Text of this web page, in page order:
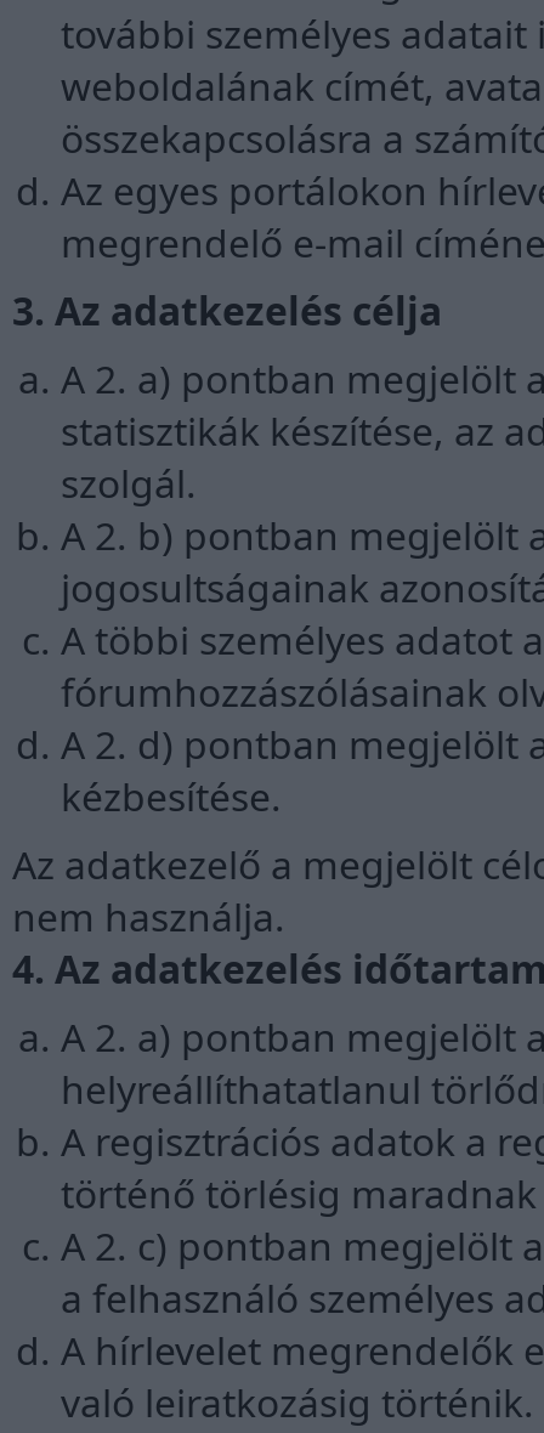
további személyes
weboldalának címét,
összekapcsolásra a
Az egyes portálokon
megrendelő e-mail
3. Az adatkezelés célja
A 2. a) pontban megjelölt
statisztikák készítése, az
szolgál.
A 2. b) pontban megjelölt
jogosultságainak
A többi személyes adatot
fórumhozzászólásainak
A 2. d) pontban megjelölt
kézbesítése.
Az adatkezelő a megjelölt
nem használja.
4. Az adatkezelés
A 2. a) pontban megjelölt
helyreállíthatatlanul
A regisztrációs adatok a
történő törlésig
A 2. c) pontban megjelölt
a felhasználó személyes
A hírlevelet megrendelők
való leiratkozásig történik.